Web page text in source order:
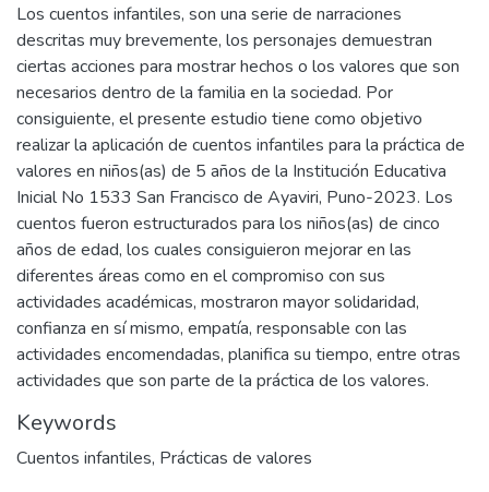
Los cuentos infantiles, son una serie de narraciones
descritas muy brevemente, los personajes demuestran
ciertas acciones para mostrar hechos o los valores que son
necesarios dentro de la familia en la sociedad. Por
consiguiente, el presente estudio tiene como objetivo
realizar la aplicación de cuentos infantiles para la práctica de
valores en niños(as) de 5 años de la Institución Educativa
Inicial No 1533 San Francisco de Ayaviri, Puno-2023. Los
cuentos fueron estructurados para los niños(as) de cinco
años de edad, los cuales consiguieron mejorar en las
diferentes áreas como en el compromiso con sus
actividades académicas, mostraron mayor solidaridad,
confianza en sí mismo, empatía, responsable con las
actividades encomendadas, planifica su tiempo, entre otras
actividades que son parte de la práctica de los valores.
Keywords
Cuentos infantiles, Prácticas de valores